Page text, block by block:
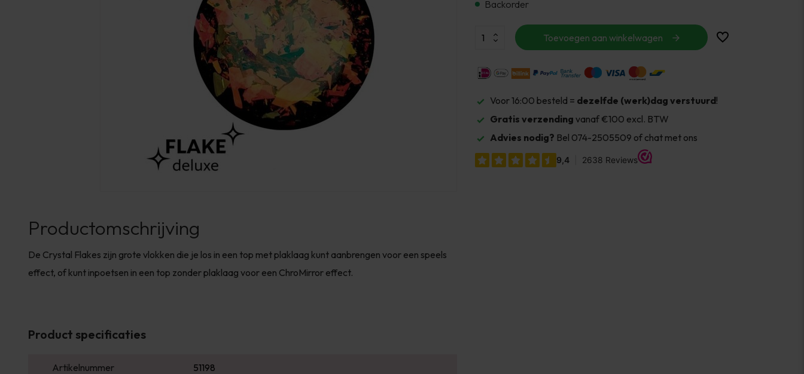
Productomschrijving
De Crystal Flakes zijn grote vlokken die je los in een top met plaklaag kunt aanbrengen voor een speels
effect, of kunt inpoetsen in een top zonder plaklaag voor een ChroMirror effect.
Product specificaties
Artikelnummer 51198
Backorder
Toevoegen aan winkelwagen
Voor 16:00 besteld = dezelfde (werk)dag verstuurd!
Gratis verzending vanaf €100 excl. BTW
Advies nodig? Bel 074-2505509 of chat met ons